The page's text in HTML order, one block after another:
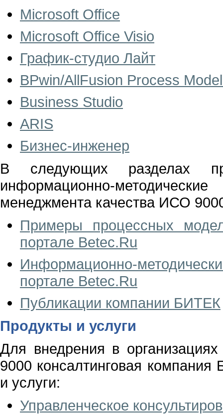
Microsoft Office
Microsoft Office Visio
График-студио Лайт
BPwin/AllFusion Process
Business Studio
ARIS
Бизнес-инженер
В следующих разделах
информационно-
менеджмента качества ИСО
Примеры процессных
портале Betec.Ru
Информационно-
портале Betec.Ru
Публикации компании БИТЕК
Продукты и услуги
Для внедрения в
9000 консалтинговая
и услуги:
Управленческое